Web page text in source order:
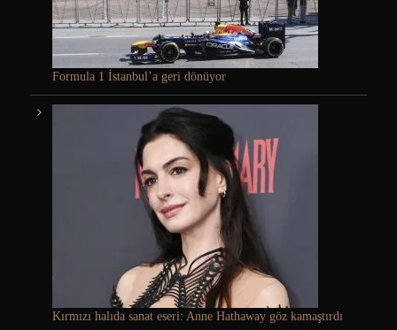
Formula 1 İstanbul’a geri dönüyor
Kırmızı halıda sanat eseri: Anne Hathaway göz kamaştırdı